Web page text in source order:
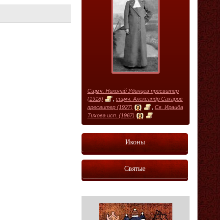
Сщмч. Николай Удинцев пресвитер
(1918)
сщмч. Александр Сахаров
пресвитер (1927)
Св. Ираида
Тихова исп. (1967)
Иконы
Святые